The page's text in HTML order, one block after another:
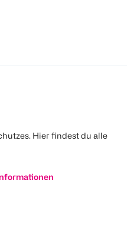
Hier findest du alle